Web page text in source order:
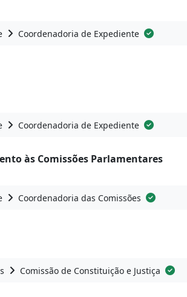
Coordenadoria de Expediente
Coordenadoria de Expediente
às Comissões Parlamentares
Coordenadoria das Comissões
Comissão de Constituição e Justiça